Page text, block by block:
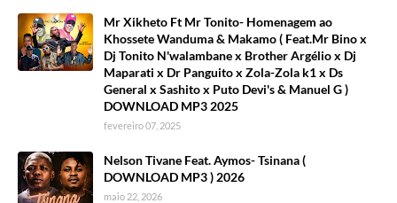
Mr Xikheto Ft Mr Tonito- Homenagem ao
Khossete Wanduma & Makamo ( Feat.Mr Bino x
Dj Tonito N'walambane x Brother Argélio x Dj
Maparati x Dr Panguito x Zola-Zola k1 x Ds
General x Sashito x Puto Devi's & Manuel G )
DOWNLOAD MP3 2025
fevereiro 07, 2025
Nelson Tivane Feat. Aymos- Tsinana (
DOWNLOAD MP3 ) 2026
maio 22, 2026